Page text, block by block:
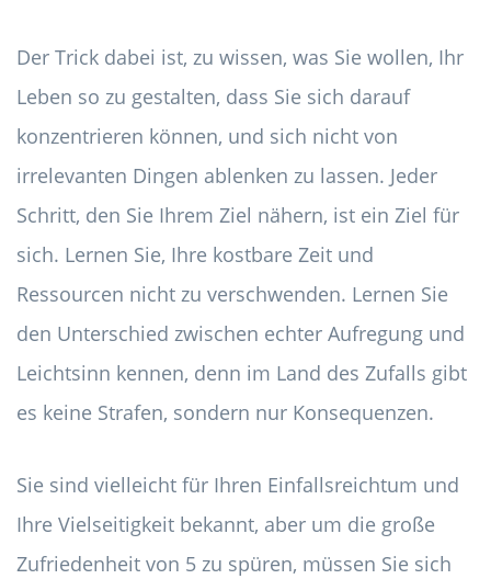
Der Trick dabei ist, zu wissen, was Sie wollen, Ihr
Leben so zu gestalten, dass Sie sich darauf
konzentrieren können, und sich nicht von
irrelevanten Dingen ablenken zu lassen. Jeder
Schritt, den Sie Ihrem Ziel nähern, ist ein Ziel für
sich. Lernen Sie, Ihre kostbare Zeit und
Ressourcen nicht zu verschwenden. Lernen Sie
den Unterschied zwischen echter Aufregung und
Leichtsinn kennen, denn im Land des Zufalls gibt
es keine Strafen, sondern nur Konsequenzen.
Sie sind vielleicht für Ihren Einfallsreichtum und
Ihre Vielseitigkeit bekannt, aber um die große
Zufriedenheit von 5 zu spüren, müssen Sie sich